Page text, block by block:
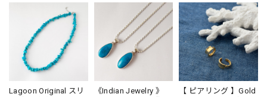
Lagoon Original スリ
《Indian Jewelry 》
【 ピアリング 】Gold